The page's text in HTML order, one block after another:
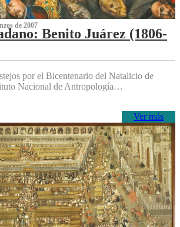
de 2007
Benito Juárez (1806-
por el Bicentenario del Natalicio de
Nacional de Antropología…
Ver más